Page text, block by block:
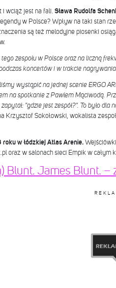
i wciąż jest na fali. Sława Rudolfa
w Polsce? Wpływ na taki stan
są też melodyjne piosenki
zespołu w Polsce oraz na liczną
koncertów i w trakcie
wystąpić na jednej scenie ERGO
na spotkanie z Pawłem Mąciwodą.
"gdzie jest zespół?". To było
Krzysztof Sokołowski, wokalista
w łódzkiej Atlas Arenie.
oraz w salonach sieci Empik w całym
Blunt. James Blunt. –